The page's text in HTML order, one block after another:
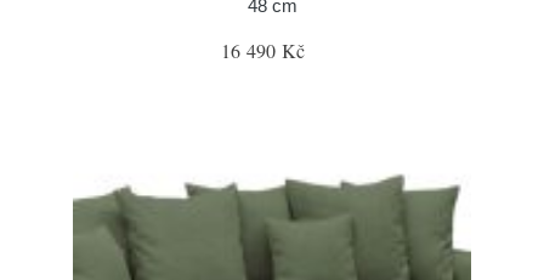
48 cm
16 490 Kč